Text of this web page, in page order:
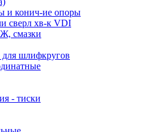
и конич-ие опоры
сверл хв-к VDI
смазки
шлифкругов
- тиски